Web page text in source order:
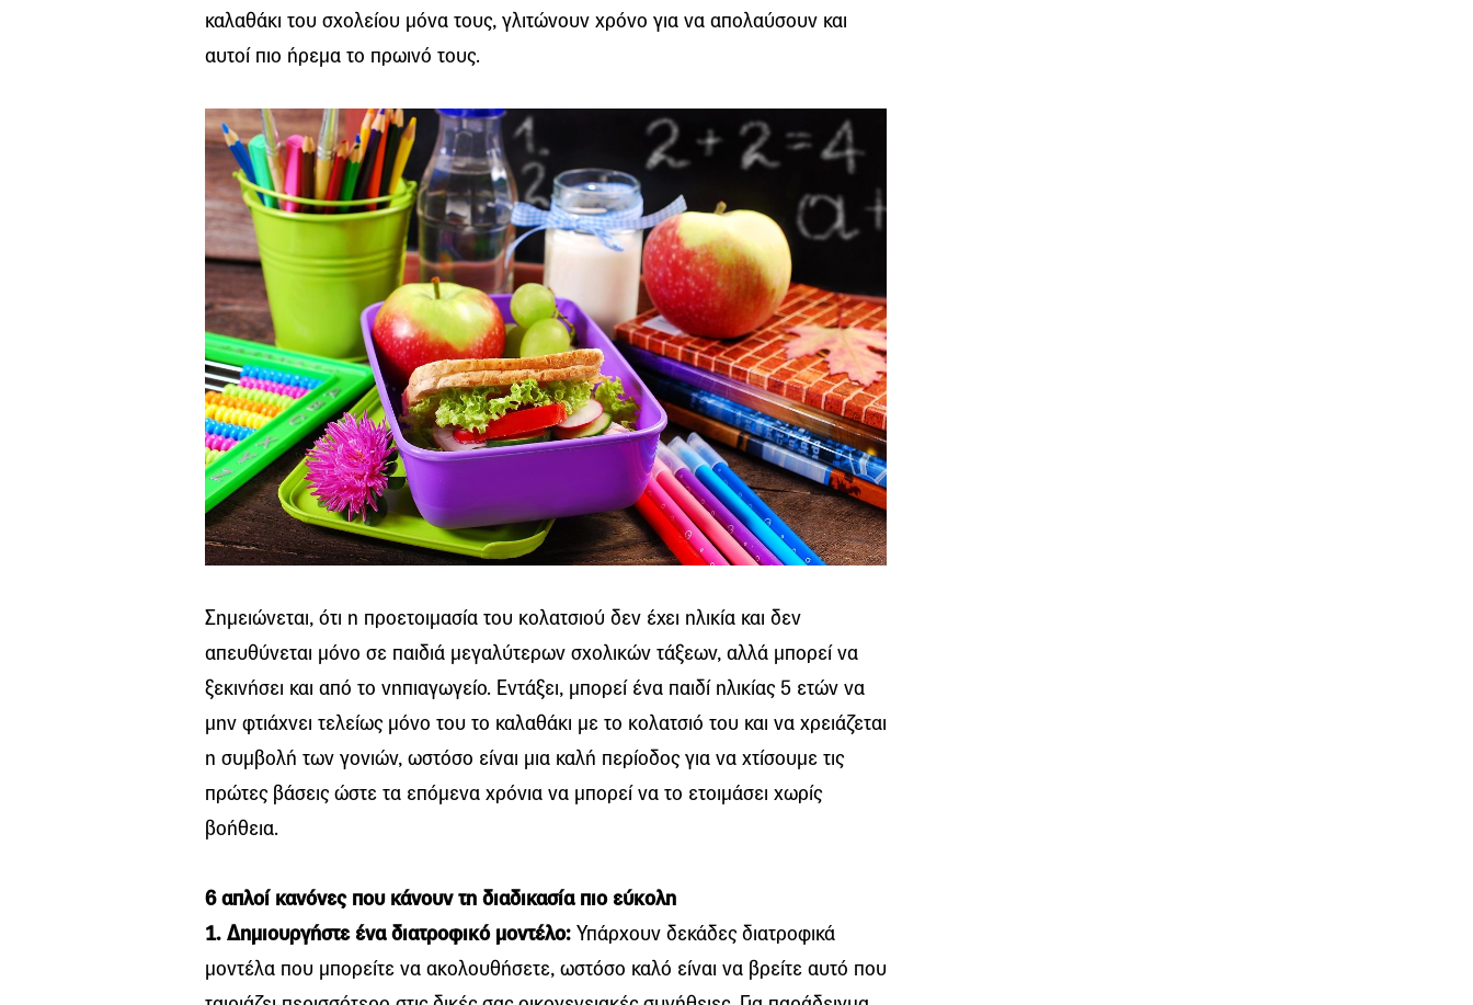
καλαθάκι του σχολείου μόνα τους, γλιτώνουν χρόνο για να απολαύσουν και
αυτοί πιο ήρεμα το πρωινό τους.
Σημειώνεται, ότι η προετοιμασία του κολατσιού δεν έχει ηλικία και δεν
απευθύνεται μόνο σε παιδιά μεγαλύτερων σχολικών τάξεων, αλλά μπορεί να
ξεκινήσει και από το νηπιαγωγείο. Εντάξει, μπορεί ένα παιδί ηλικίας 5 ετών να
μην φτιάχνει τελείως μόνο του το καλαθάκι με το κολατσιό του και να χρειάζεται
η συμβολή των γονιών, ωστόσο είναι μια καλή περίοδος για να χτίσουμε τις
πρώτες βάσεις ώστε τα επόμενα χρόνια να μπορεί να το ετοιμάσει χωρίς
βοήθεια.
6 απλοί κανόνες που κάνουν τη διαδικασία πιο εύκολη
1. Δημιουργήστε ένα διατροφικό μοντέλο: Υπάρχουν δεκάδες διατροφικά
μοντέλα που μπορείτε να ακολουθήσετε, ωστόσο καλό είναι να βρείτε αυτό που